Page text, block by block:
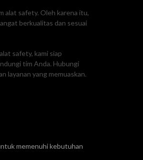
alat safety. Oleh karena itu,
berkualitas dan sesuai
safety, kami siap
tim Anda. Hubungi
layanan yang memuaskan.
memenuhi kebutuhan